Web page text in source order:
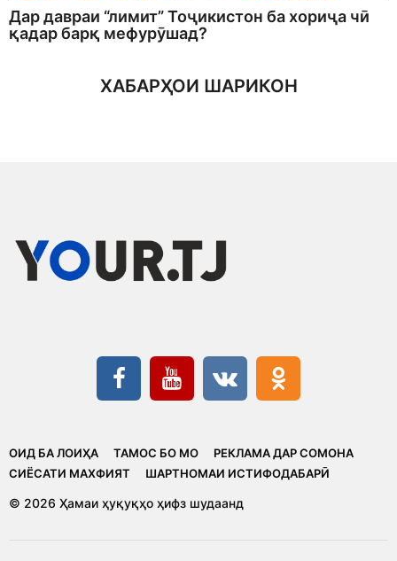
Дар давраи “лимит” Тоҷикистон ба хориҷа чӣ
қадар барқ мефурӯшад?
ХАБАРҲОИ ШАРИКОН
ОИД БА ЛОИҲА ТАМОС БО МО
РЕКЛАМА ДАР СОМОНА
CИЁСАТИ МАХФИЯТ
ШАРТНОМАИ ИСТИФОДАБАРӢ
© 2026 Ҳамаи ҳуқуқҳо ҳифз шудаанд